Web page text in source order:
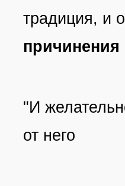
традиция, и
"И
от него